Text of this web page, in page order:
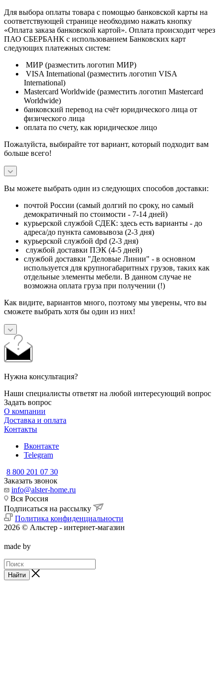
Для выбора оплаты товара с помощью банковской карты на
соответствующей странице необходимо нажать кнопку
«Оплата заказа банковской картой». Оплата происходит через
ПАО СБЕРБАНК с использованием Банковских карт
следующих платежных систем:
МИР (разместить логотип МИР)
VISA International (разместить логотип VISA
International)
Mastercard Worldwide (разместить логотип Mastercard
Worldwide)
банковский перевод на счёт юридического лица от
физического лица
оплата по счету, как юридическое лицо
Пожалуйста, выбирайте тот вариант, который подходит вам
больше всего!
Вы можете выбрать один из следующих способов доставки:
почтой России (самый долгий по сроку, но самый
демократичный по стоимости - 7-14 дней)
курьерской службой СДЕК: здесь есть варианты - до
адреса/до пункта самовывоза (2-3 дня)
курьерской службой dpd (2-3 дня)
службой доставки ПЭК (4-5 дней)
службой доставки "Деловые Линии" - в основном
используется для крупногабаритных грузов, таких как
отдельные элементы мебели. В данном случае не
возможна оплата груза при получении (!)
Как видите, вариантов много, поэтому мы уверены, что вы
сможете выбрать хотя бы один из них!
Нужна консультация?
Наши специалисты ответят на любой интересующий вопрос
Задать вопрос
О компании
Доставка и оплата
Контакты
Вконтакте
Telegram
8 800 201 07 30
Заказать звонок
info@alster-home.ru
Вся Россия
Подписаться на рассылку
Политика конфиденциальности
2026 © Альстер - интернет-магазин
made by
Найти